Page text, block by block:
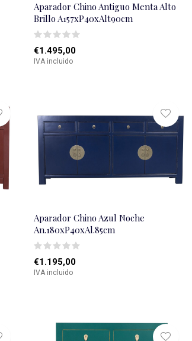
Aparador Chino Antiguo Menta Alto
Brillo A157xP40xAlt90cm
€1.495,00
IVA incluido
Aparador Chino Azul Noche
An.180xP40xAl.85cm
€1.195,00
IVA incluido